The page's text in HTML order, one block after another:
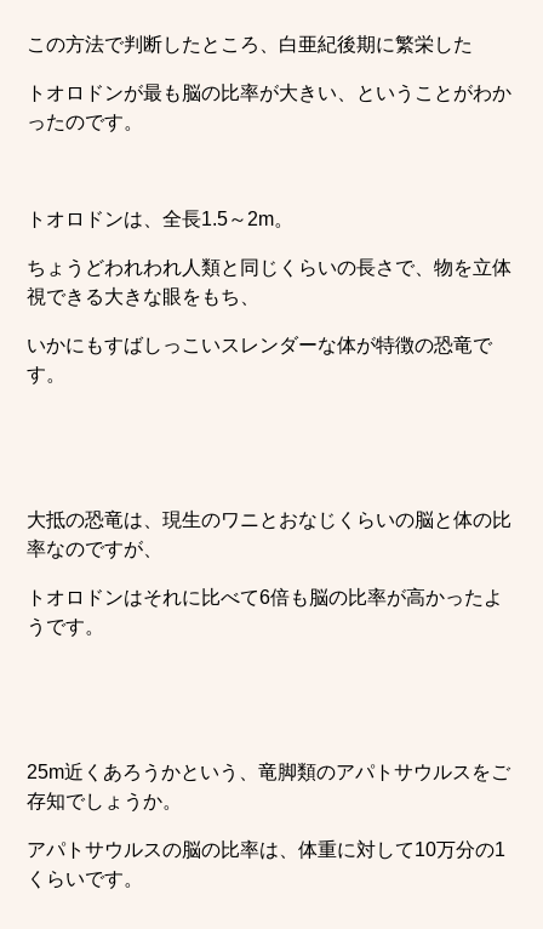
この方法で判断したところ、白亜紀後期に繁栄した
トオロドンが最も脳の比率が大きい、ということがわか
ったのです。
トオロドンは、全長1.5～2m。
ちょうどわれわれ人類と同じくらいの長さで、物を立体
視できる大きな眼をもち、
いかにもすばしっこいスレンダーな体が特徴の恐竜で
す。
大抵の恐竜は、現生のワニとおなじくらいの脳と体の比
率なのですが、
トオロドンはそれに比べて6倍も脳の比率が高かったよ
うです。
25m近くあろうかという、竜脚類のアパトサウルスをご
存知でしょうか。
アパトサウルスの脳の比率は、体重に対して10万分の1
くらいです。